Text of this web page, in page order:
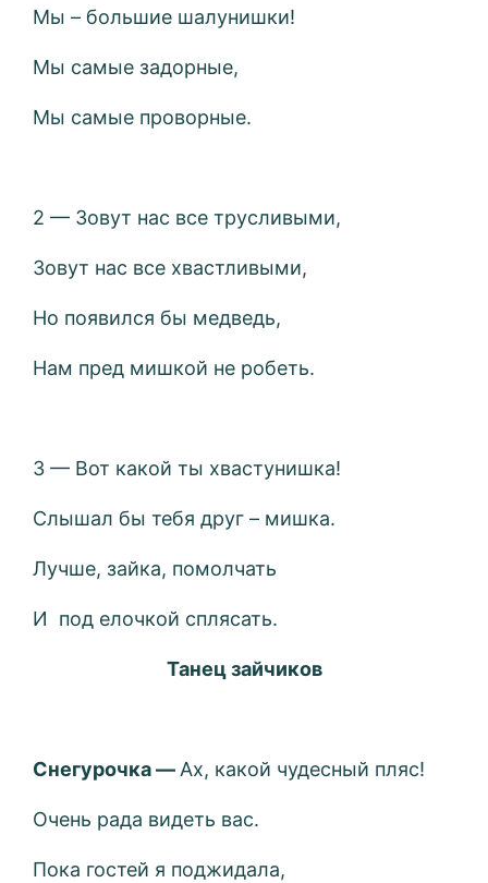
Мы – большие шалунишки!
Мы самые задорные,
Мы самые проворные.
2 — Зовут нас все трусливыми,
Зовут нас все хвастливыми,
Но появился бы медведь,
Нам пред мишкой не робеть.
3 — Вот какой ты хвастунишка!
Слышал бы тебя друг – мишка.
Лучше, зайка, помолчать
И под елочкой сплясать.
Танец зайчиков
Снегурочка —Ах, какой чудесный пляс!
Очень рада видеть вас.
Пока гостей я поджидала,